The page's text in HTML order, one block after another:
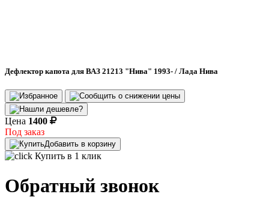
Дефлектор капота для ВАЗ 21213 "Нива" 1993- / Лада Нива
Цена 1400
Под заказ
Добавить в корзину
Купить в 1 клик
Обратный звонок